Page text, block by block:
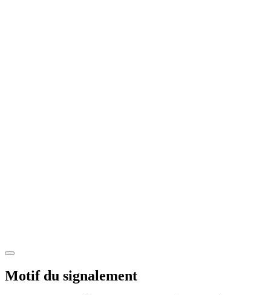
Motif du signalement